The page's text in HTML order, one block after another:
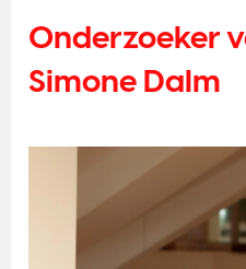
Onderzoeker
Simone Dalm